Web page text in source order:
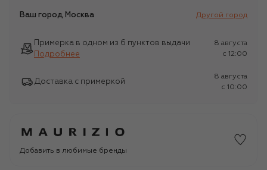
Ваш город Москва Другой город
Примерка в одном из 6 пунктов выдачи
Подробнее
8 августа
c 12:00
Доставка с примеркой
8 августа
c 10:00
Добавить в любимые бренды